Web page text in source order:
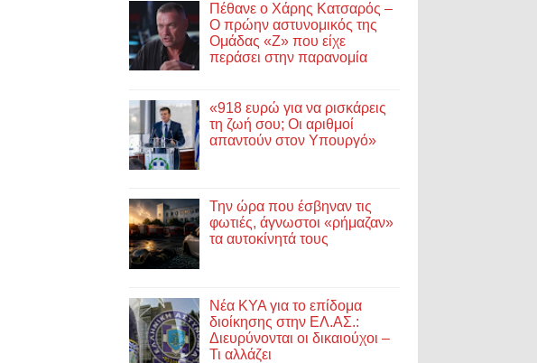
Πέθανε ο Χάρης Κατσαρός –
Ο πρώην αστυνομικός της
Ομάδας «Ζ» που είχε
περάσει στην παρανομία
«918 ευρώ για να ρισκάρεις
τη ζωή σου; Οι αριθμοί
απαντούν στον Υπουργό»
Την ώρα που έσβηναν τις
φωτιές, άγνωστοι «ρήμαζαν»
τα αυτοκίνητά τους
Νέα ΚΥΑ για το επίδομα
διοίκησης στην ΕΛ.ΑΣ.:
Διευρύνονται οι δικαιούχοι –
Τι αλλάζει